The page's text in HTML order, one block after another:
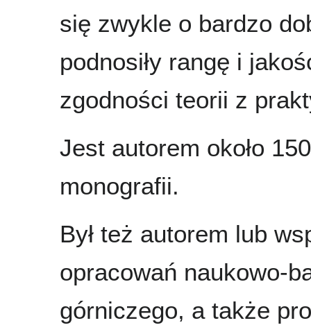
się zwykle o bardzo
podnosiły rangę i
zgodności teorii z
Jest autorem około
monografii.
Był też autorem lub
opracowań naukowo-
górniczego, a także